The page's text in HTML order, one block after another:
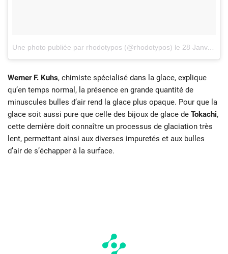
Une photo publiée par rhodotypos (@rhodotypos) le 28 Janv. 2017 à 17h27 PST
Werner F. Kuhs, chimiste spécialisé dans la glace, explique
qu’en temps normal, la présence en grande quantité de
minuscules bulles d’air rend la glace plus opaque. Pour que la
glace soit aussi pure que celle des bijoux de glace de Tokachi,
cette dernière doit connaître un processus de glaciation très
lent, permettant ainsi aux diverses impuretés et aux bulles
d’air de s’échapper à la surface.